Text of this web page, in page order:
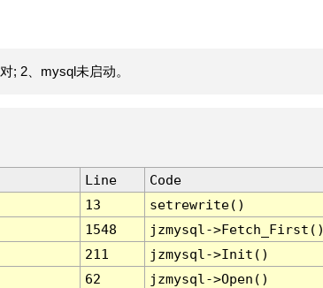
; 2、mysql未启动。
Line
Code
13
setrewrite()
1548
jzmysql-
211
jzmysql->Init()
62
jzmysql->Open()